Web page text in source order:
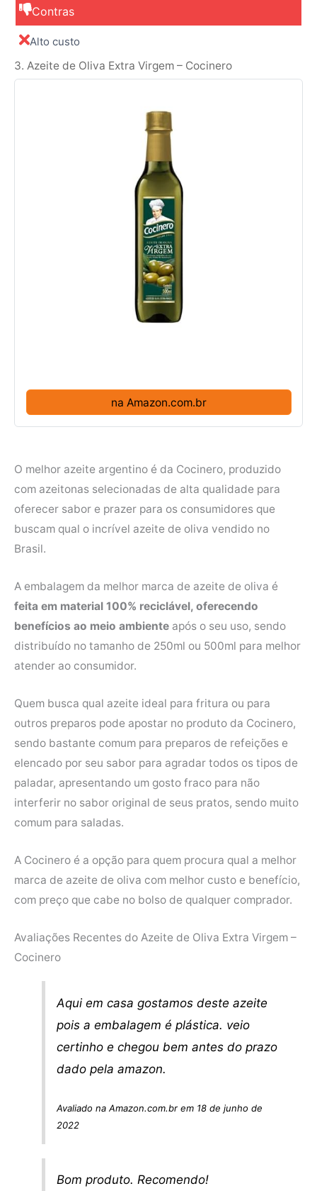
Contras
Alto custo
3. Azeite de Oliva Extra Virgem – Cocinero
na Amazon.com.br
O melhor azeite argentino é da Cocinero, produzido
com azeitonas selecionadas de alta qualidade para
oferecer sabor e prazer para os consumidores que
buscam qual o incrível azeite de oliva vendido no
Brasil.
A embalagem da melhor marca de azeite de oliva é
feita em material 100% reciclável, oferecendo
benefícios ao meio ambiente após o seu uso, sendo
distribuído no tamanho de 250ml ou 500ml para melhor
atender ao consumidor.
Quem busca qual azeite ideal para fritura ou para
outros preparos pode apostar no produto da Cocinero,
sendo bastante comum para preparos de refeições e
elencado por seu sabor para agradar todos os tipos de
paladar, apresentando um gosto fraco para não
interferir no sabor original de seus pratos, sendo muito
comum para saladas.
A Cocinero é a opção para quem procura qual a melhor
marca de azeite de oliva com melhor custo e benefício,
com preço que cabe no bolso de qualquer comprador.
Avaliações Recentes do Azeite de Oliva Extra Virgem –
Cocinero
Aqui em casa gostamos deste azeite
pois a embalagem é plástica. veio
certinho e chegou bem antes do prazo
dado pela amazon.
Avaliado na Amazon.com.br em 18 de junho de
2022
Bom produto. Recomendo!